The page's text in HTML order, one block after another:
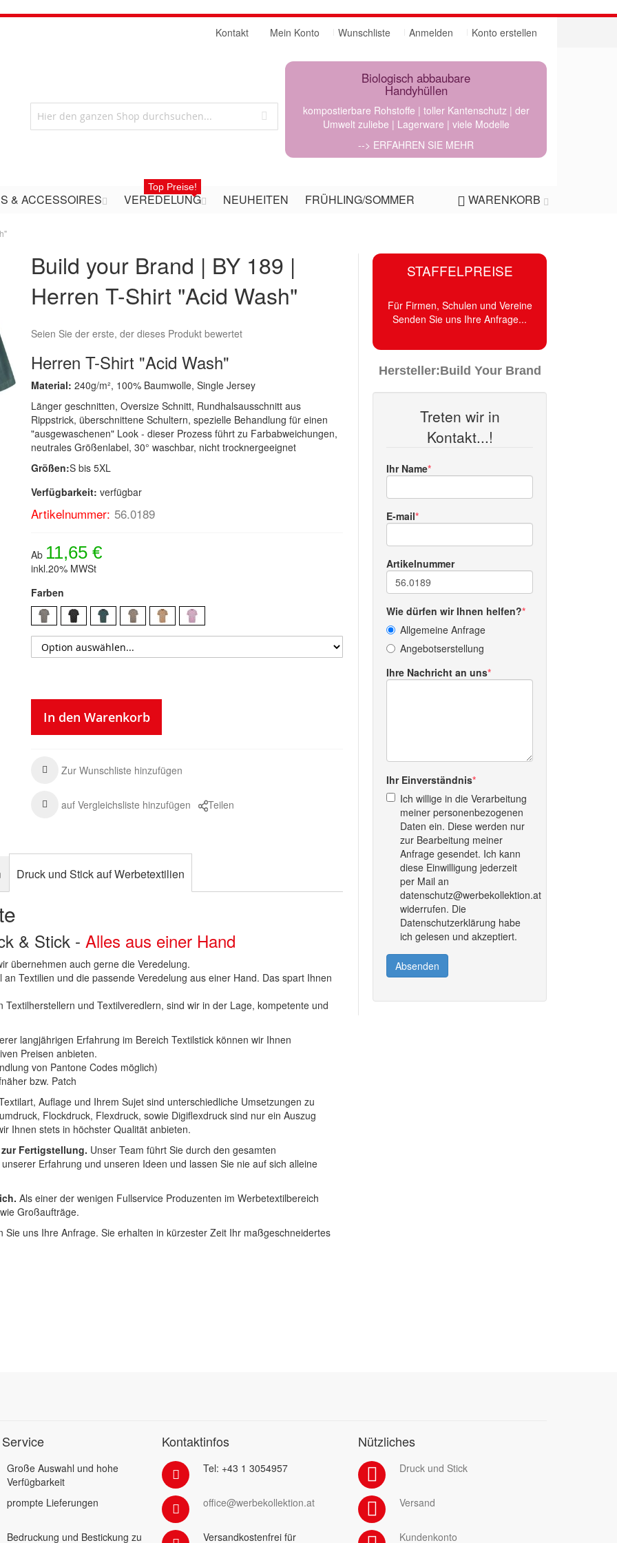
Mein Konto Wunschliste Anmelden Konto erstellen
Kontakt
Biologisch abbaubare
Handyhüllen
kompostierbare Rohstoffe | toller Kantenschutz | der
Umwelt zuliebe | Lagerware | viele Modelle
--> ERFAHREN SIE MEHR
WARENKORB
& ACCESSOIRES VEREDELUNG
Top Preise!
NEUHEITEN FRÜHLING/SOMMER
Build your Brand | BY 189 |
Herren T-Shirt "Acid Wash"
Seien Sie der erste, der dieses Produkt bewertet
Herren T-Shirt "Acid Wash"
Material:240g/m², 100% Baumwolle, Single Jersey
Länger geschnitten, Oversize Schnitt, Rundhalsausschnitt aus
Rippstrick, überschnittene Schultern, spezielle Behandlung für einen
"ausgewaschenen" Look - dieser Prozess führt zu Farbabweichungen,
neutrales Größenlabel, 30° waschbar, nicht trocknergeeignet
Größen:S bis 5XL
Verfügbarkeit: verfügbar
Artikelnummer: 56.0189
Ab 11,65 €
inkl.20% MWSt
Farben
In den Warenkorb
Zur Wunschliste hinzufügen
auf Vergleichsliste hinzufügen Teilen
STAFFELPREISE
Für Firmen, Schulen und Vereine
Senden Sie uns Ihre Anfrage...
Hersteller:Build Your Brand
Treten wir in
Kontakt...!
Ihr Name
E-mail
Artikelnummer
Wie dürfen wir Ihnen helfen?
Allgemeine Anfrage
Angebotserstellung
Ihre Nachricht an uns
Ihr Einverständnis
Ich willige in die Verarbeitung
meiner personenbezogenen
Daten ein. Diese werden nur
zur Bearbeitung meiner
Anfrage gesendet. Ich kann
diese Einwilligung jederzeit
per Mail an
datenschutz@werbekollektion.at
widerrufen. Die
Datenschutzerklärung habe
ich gelesen und akzeptiert.
Absenden
Druck und Stick auf Werbetextilien
& Stick -Alles aus einer Hand
übernehmen auch gerne die Veredelung.
Textilien und die passende Veredelung aus einer Hand. Das spart Ihnen
und Textilveredlern, sind wir in der Lage, kompetente und
langjährigen Erfahrung im Bereich Textilstick können wir Ihnen
Preisen anbieten.
von Pantone Codes möglich)
bzw. Patch
Auflage und Ihrem Sujet sind unterschiedliche Umsetzungen zu
Flockdruck, Flexdruck, sowie Digiflexdruck sind nur ein Auszug
Ihnen stets in höchster Qualität anbieten.
Fertigstellung. Unser Team führt Sie durch den gesamten
Erfahrung und unseren Ideen und lassen Sie nie auf sich alleine
Als einer der wenigen Fullservice Produzenten im Werbetextilbereich
Großaufträge.
uns Ihre Anfrage. Sie erhalten in kürzester Zeit Ihr maßgeschneidertes
Große Auswahl und hohe
Verfügbarkeit
prompte Lieferungen
Bedruckung und Bestickung zu
Kontaktinfos
Tel: +43 1 3054957
office@werbekollektion.at
Versandkostenfrei für
Nützliches
Druck und Stick
Versand
Kundenkonto